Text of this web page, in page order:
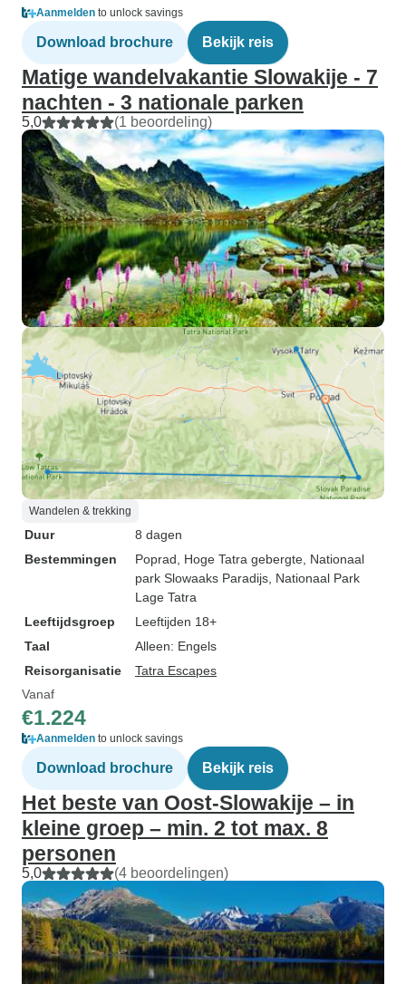
Aanmelden to unlock savings
Download brochure Bekijk reis
Matige wandelvakantie Slowakije - 7
nachten - 3 nationale parken
5,0 (1 beoordeling)
Wandelen & trekking
Duur
8 dagen
Bestemmingen
Poprad , Hoge Tatra gebergte , Nationaal
park Slowaaks Paradijs , Nationaal Park
Lage Tatra
Leeftijdsgroep
Leeftijden 18+
Taal
Alleen: Engels
Reisorganisatie
Tatra Escapes
Vanaf
€1.224
Aanmelden to unlock savings
Download brochure Bekijk reis
Het beste van Oost-Slowakije – in
kleine groep – min. 2 tot max. 8
personen
5,0 (4 beoordelingen)